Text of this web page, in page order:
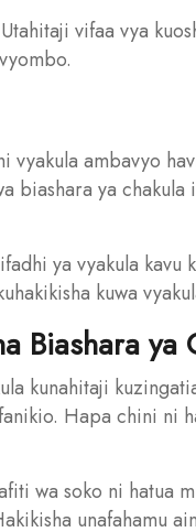
vifaa vya
vyakula ambavyo
biashara ya
ya vyakula
kuwa
Biashara ya
kunahitaji
Hapa chini ni
wa soko ni hatua
unafahamu